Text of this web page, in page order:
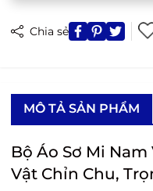
Chia sẻ
MÔ TẢ SẢN PHẨM
Bộ Áo Sơ Mi Nam
Vật Chỉn Chu,